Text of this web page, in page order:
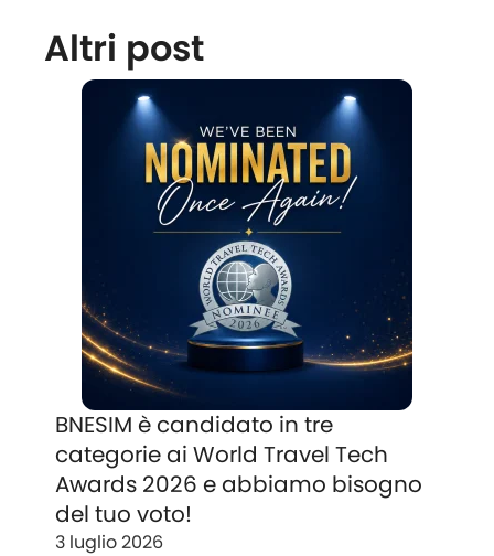
Altri post
BNESIM è candidato in tre
categorie ai World Travel Tech
Awards 2026 e abbiamo bisogno
del tuo voto!
3 luglio 2026